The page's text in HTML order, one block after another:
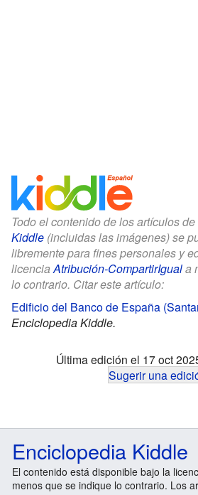
Todo el contenido de los artículos de
Kiddle (incluidas las imágenes) se
libremente para fines personales y
licenciaAtribución-CompartirIguala
lo contrario. Citar este artículo:
Edificio del Banco de España
Enciclopedia Kiddle.
Última edición el 17 oct
Sugerir una
Enciclopedia Kiddle
El contenido está disponible bajo la
menos que se indique lo contrario. Los